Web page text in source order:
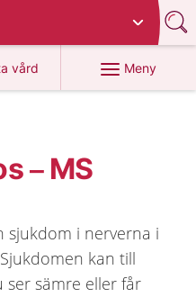
vård
1177.se
Meny
– MS
sjukdom i nerverna i
kan till
sämre eller får